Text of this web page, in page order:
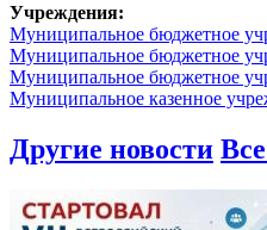
Учреждения:
Муниципальное бюджетное
Муниципальное бюджетное
Муниципальное бюджетное
Муниципальное казенное
Другие новости